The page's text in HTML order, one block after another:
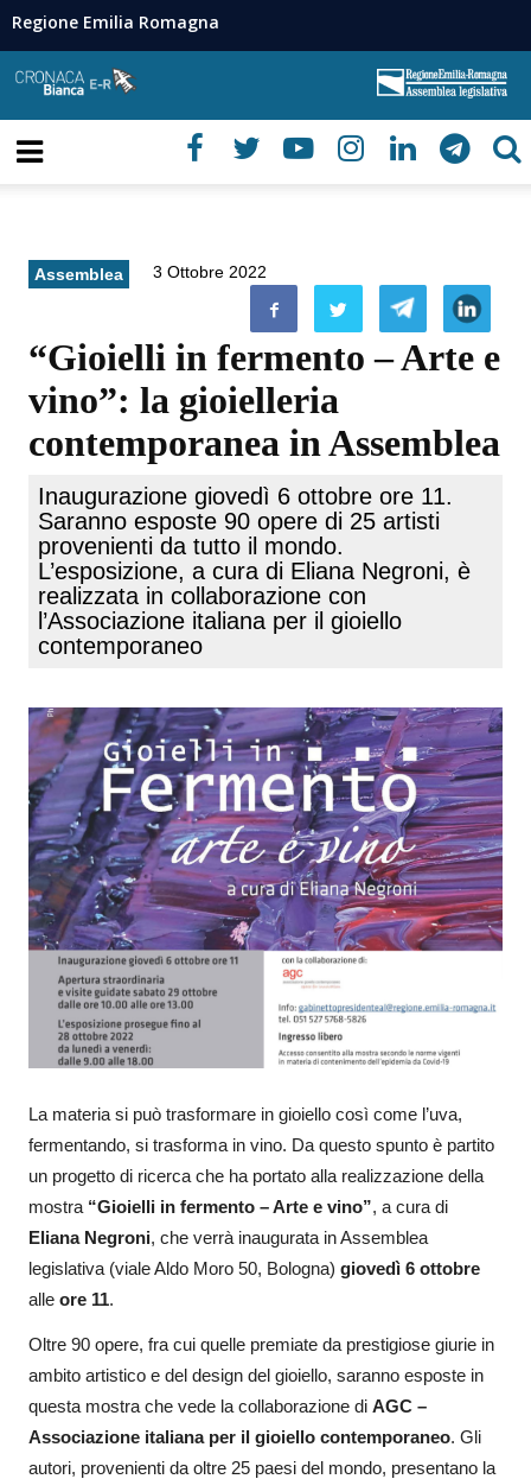
Regione Emilia Romagna
Assemblea 3 Ottobre 2022
“Gioielli in fermento – Arte e
vino”: la gioielleria
contemporanea in Assemblea
Inaugurazione giovedì 6 ottobre ore 11.
Saranno esposte 90 opere di 25 artisti
provenienti da tutto il mondo.
L’esposizione, a cura di Eliana Negroni, è
realizzata in collaborazione con
l’Associazione italiana per il gioiello
contemporaneo
La materia si può trasformare in gioiello così come l’uva,
fermentando, si trasforma in vino. Da questo spunto è partito
un progetto di ricerca che ha portato alla realizzazione della
mostra “Gioielli in fermento – Arte e vino”, a cura di
Eliana Negroni, che verrà inaugurata in Assemblea
legislativa (viale Aldo Moro 50, Bologna) giovedì 6 ottobre
alle ore 11.
Oltre 90 opere, fra cui quelle premiate da prestigiose giurie in
ambito artistico e del design del gioiello, saranno esposte in
questa mostra che vede la collaborazione di AGC –
Associazione italiana per il gioiello contemporaneo. Gli
autori, provenienti da oltre 25 paesi del mondo, presentano la